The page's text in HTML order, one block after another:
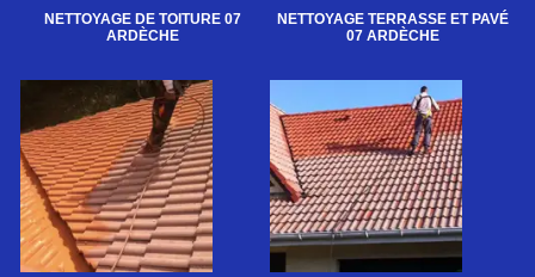
NETTOYAGE DE TOITURE 07
ARDÈCHE
NETTOYAGE TERRASSE ET PAVÉ
07 ARDÈCHE